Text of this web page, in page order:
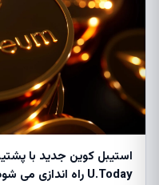
استیبل کوین جدید با
U.Today راه اندازی می شود